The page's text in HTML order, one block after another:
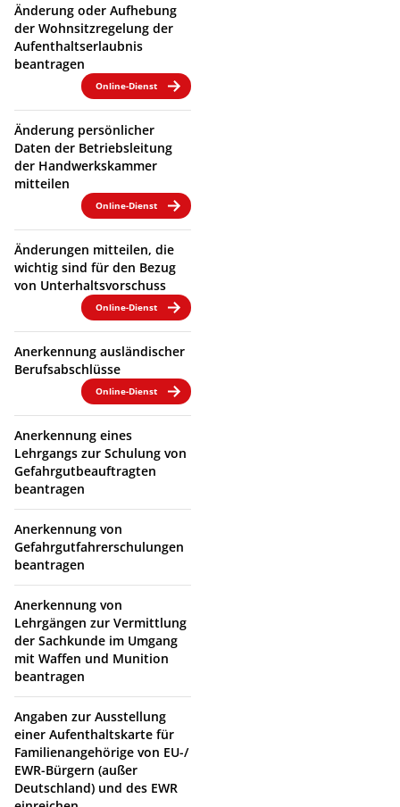
Änderung oder Aufhebung
der Wohnsitzregelung der
Aufenthaltserlaubnis
beantragen
Online-Dienst
Änderung persönlicher
Daten der Betriebsleitung
der Handwerkskammer
mitteilen
Online-Dienst
Änderungen mitteilen, die
wichtig sind für den Bezug
von Unterhaltsvorschuss
Online-Dienst
Anerkennung ausländischer
Berufsabschlüsse
Online-Dienst
Anerkennung eines
Lehrgangs zur Schulung von
Gefahrgutbeauftragten
beantragen
Anerkennung von
Gefahrgutfahrerschulungen
beantragen
Anerkennung von
Lehrgängen zur Vermittlung
der Sachkunde im Umgang
mit Waffen und Munition
beantragen
Angaben zur Ausstellung
einer Aufenthaltskarte für
Familienangehörige von EU-/
EWR-Bürgern (außer
Deutschland) und des EWR